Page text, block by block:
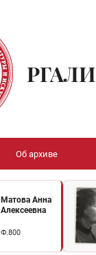
РГАЛИ
Об архиве
Матова Анна
Алексеевна
Ф.800